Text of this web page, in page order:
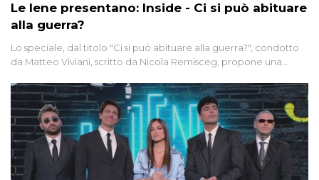
Le Iene presentano: Inside - Ci si può abituare
alla guerra?
Lo speciale, dal titolo "Ci si può abituare alla guerra?", condotto
da Matteo Viviani, scritto da Nicola Remisceg, propone una
di settore - su quanto la guerra sia diventata una realtà pervasiva.
Anche se l'Italia non è direttamente coinvolta in conflitti armati, il
contesto globale rende impossibile considerarla un fenomeno
lontano.